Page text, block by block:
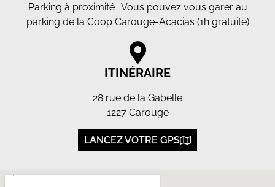
Parking à proximité : Vous pouvez vous garer au
parking de la Coop Carouge-Acacias (1h gratuite)
ITINÉRAIRE
28 rue de la Gabelle
1227 Carouge
LANCEZ VOTRE GPS